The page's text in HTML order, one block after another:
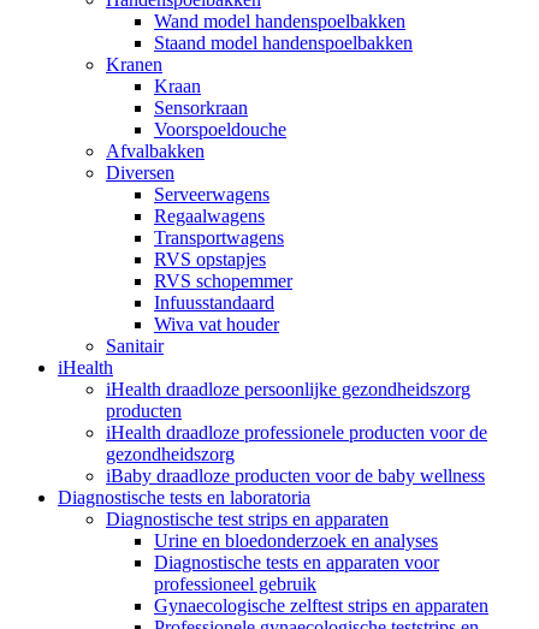
Wand model handenspoelbakken
Staand model handenspoelbakken
Kranen
Kraan
Sensorkraan
Voorspoeldouche
Afvalbakken
Diversen
Serveerwagens
Regaalwagens
Transportwagens
RVS opstapjes
RVS schopemmer
Infuusstandaard
Wiva vat houder
Sanitair
iHealth
iHealth draadloze persoonlijke gezondheidszorg
producten
iHealth draadloze professionele producten voor de
gezondheidszorg
iBaby draadloze producten voor de baby wellness
Diagnostische tests en laboratoria
Diagnostische test strips en apparaten
Urine en bloedonderzoek en analyses
Diagnostische tests en apparaten voor
professioneel gebruik
Gynaecologische zelftest strips en apparaten